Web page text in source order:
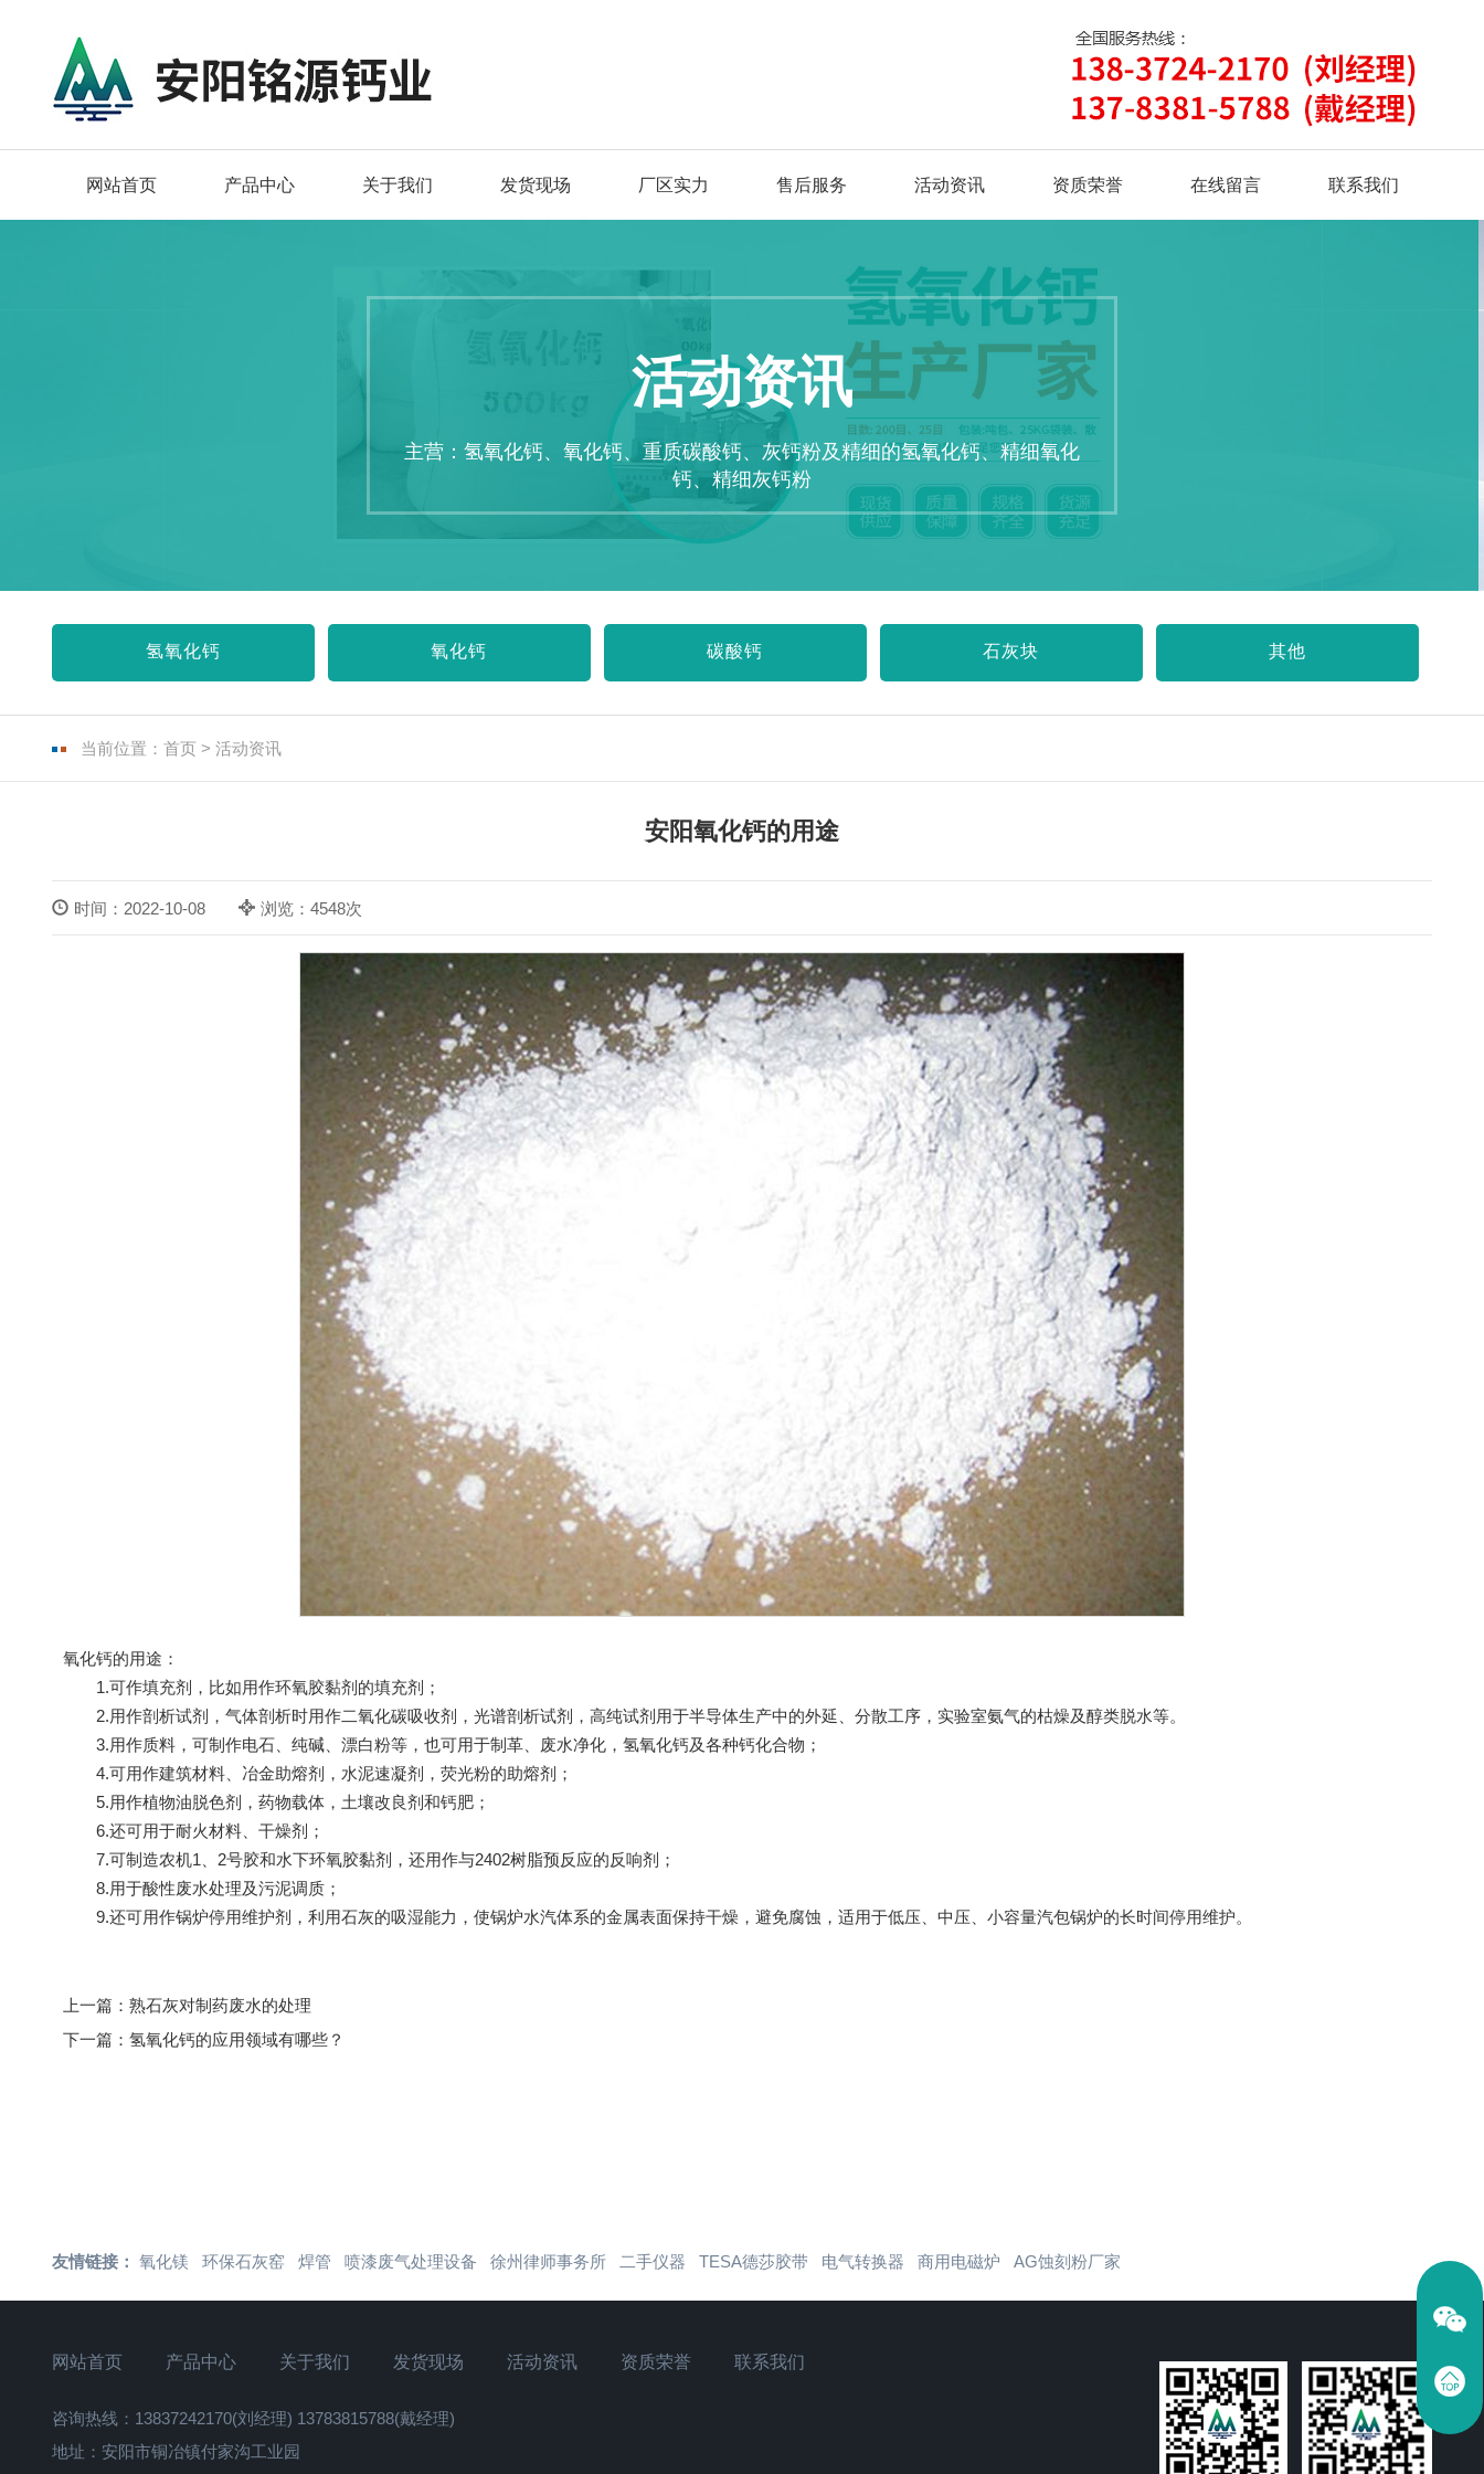
网站首页 产品中心 关于我们 发货现场 厂区实力 售后服务 活动资讯 资质荣誉 在线留言 联系我们
活动资讯
主营：氢氧化钙、氧化钙、重质碳酸钙、灰钙粉及精细的氢氧化钙、精细氧化
钙、精细灰钙粉
氢氧化钙 氧化钙 碳酸钙 石灰块 其他
当前位置： 首页 > 活动资讯
安阳氧化钙的用途
时间：2022-10-08 浏览：4548次
氧化钙的用途：
1.可作填充剂，比如用作环氧胶黏剂的填充剂；
2.用作剖析试剂，气体剖析时用作二氧化碳吸收剂，光谱剖析试剂，高纯试剂用于半导体生产中的外延、分散工序，实验室氨气的枯燥及醇类脱水等。
3.用作质料，可制作电石、纯碱、漂白粉等，也可用于制革、废水净化， 氢氧化钙及各种钙化合物；
4.可用作建筑材料、冶金助熔剂，水泥速凝剂，荧光粉的助熔剂；
5.用作植物油脱色剂，药物载体，土壤改良剂和钙肥；
6.还可用于耐火材料、干燥剂；
7.可制造农机1、2号胶和水下环氧胶黏剂，还用作与2402树脂预反应的反响剂；
8.用于酸性废水处理及污泥调质；
9.还可用作锅炉停用维护剂，利用石灰的吸湿能力，使锅炉水汽体系的金属表面保持干燥，避免腐蚀，适用于低压、中压、小容量汽包锅炉的长时间停用维护。
上一篇： 熟石灰对制药废水的处理
下一篇： 氢氧化钙的应用领域有哪些？
友情链接： 氧化镁 环保石灰窑 焊管 喷漆废气处理设备 徐州律师事务所 二手仪器 TESA德莎胶带 电气转换器 商用电磁炉 AG蚀刻粉厂家
网站首页 产品中心 关于我们 发货现场 活动资讯 资质荣誉 联系我们
咨询热线：13837242170(刘经理) 13783815788(戴经理)
地址：安阳市铜冶镇付家沟工业园